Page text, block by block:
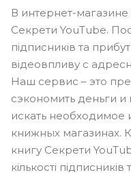
В интернет-
Секрети YouTube.
підписників та
відеовпливу с
Наш сервис – это
сэкономить деньги
искать необходимое
книжных магазинах.
книгу Секрети
кількості